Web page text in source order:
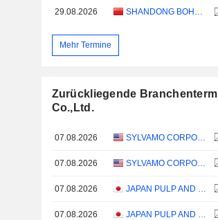
29.08.2026 SHANDONG BOHUI PAPER INDUSTRY CO.,LTD.
Mehr Termine
Zurückliegende
Co.,Ltd.
07.08.2026
07.08.2026
07.08.2026
07.08.2026